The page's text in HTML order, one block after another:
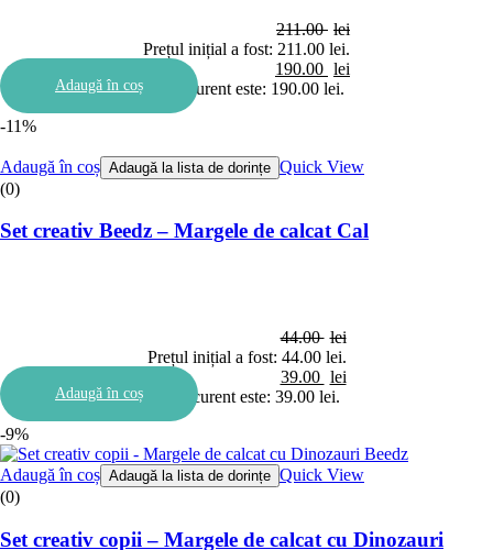
211.00 lei
Prețul inițial a fost: 211.00 lei.
190.00 lei
Prețul curent este: 190.00 lei.
Adaugă în coș
-11%
Adaugă în coș Adaugă la lista de dorințe Quick View
(0)
Set creativ Beedz – Margele de calcat Cal
44.00 lei
Prețul inițial a fost: 44.00 lei.
39.00 lei
Prețul curent este: 39.00 lei.
Adaugă în coș
-9%
Adaugă în coș Adaugă la lista de dorințe Quick View
(0)
Set creativ copii – Margele de calcat cu Dinozauri